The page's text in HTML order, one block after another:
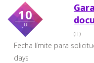
10
jul
(IT)
Fecha límite para
days